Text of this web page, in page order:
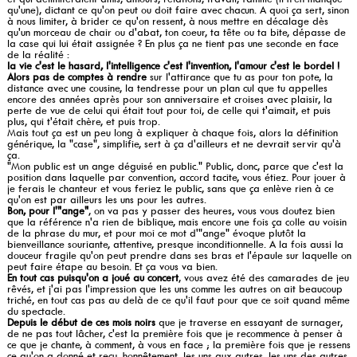
qu'une), dictant ce qu'on peut ou doit faire avec chacun. A quoi ça sert, sinon
à nous limiter, à brider ce qu'on ressent, à nous mettre en décalage dès
qu'un morceau de chair ou d'abat, ton coeur, ta tête ou ta bite, dépasse de
la case qui lui était assignée ? En plus ça ne tient pas une seconde en face
de la réalité :
la vie c'est le hasard, l'intelligence c'est l'invention, l'amour c'est le bordel !
Alors pas de comptes à rendre sur l'attirance que tu as pour ton pote, la
distance avec une cousine, la tendresse pour un plan cul que tu appelles
encore des années après pour son anniversaire et croises avec plaisir, la
perte de vue de celui qui était tout pour toi, de celle qui t'aimait, et puis
plus, qui t'était chère, et puis trop.
Mais tout ça est un peu long à expliquer à chaque fois, alors la définition
générique, la "case", simplifie, sert à ça d'ailleurs et ne devrait servir qu'à
ça.
"Mon public est un ange déguisé en public." Public, donc, parce que c'est la
position dans laquelle par convention, accord tacite, vous étiez. Pour jouer à
je ferais le chanteur et vous feriez le public, sans que ça enlève rien à ce
qu'on est par ailleurs les uns pour les autres.
Bon, pour l'"ange", on va pas y passer des heures, vous vous doutez bien
que la référence n'a rien de biblique, mais encore une fois ça colle au voisin
de la phrase du mur, et pour moi ce mot d'"ange" évoque plutôt la
bienveillance souriante, attentive, presque inconditionnelle. A la fois aussi la
douceur fragile qu'on peut prendre dans ses bras et l'épaule sur laquelle on
peut faire étape au besoin. Et ça vous va bien.
En tout cas puisqu'on a joué au concert, vous avez été des camarades de jeu
rêvés, et j'ai pas l'impression que les uns comme les autres on ait beaucoup
triché, en tout cas pas au delà de ce qu'il faut pour que ce soit quand même
du spectacle.
Depuis le début de ces mois noirs que je traverse en essayant de surnager,
de ne pas tout lâcher, c'est la première fois que je recommence à penser à
ce que je chante, à comment, à vous en face ; la première fois que je ressens